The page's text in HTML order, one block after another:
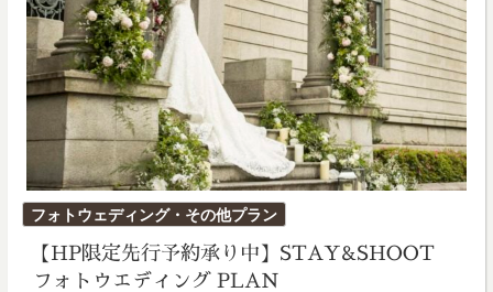
フォトウェディング・その他プラン
日:
【HP限定先行予約承り中】STAY&SHOOT
フォトウエディング PLAN